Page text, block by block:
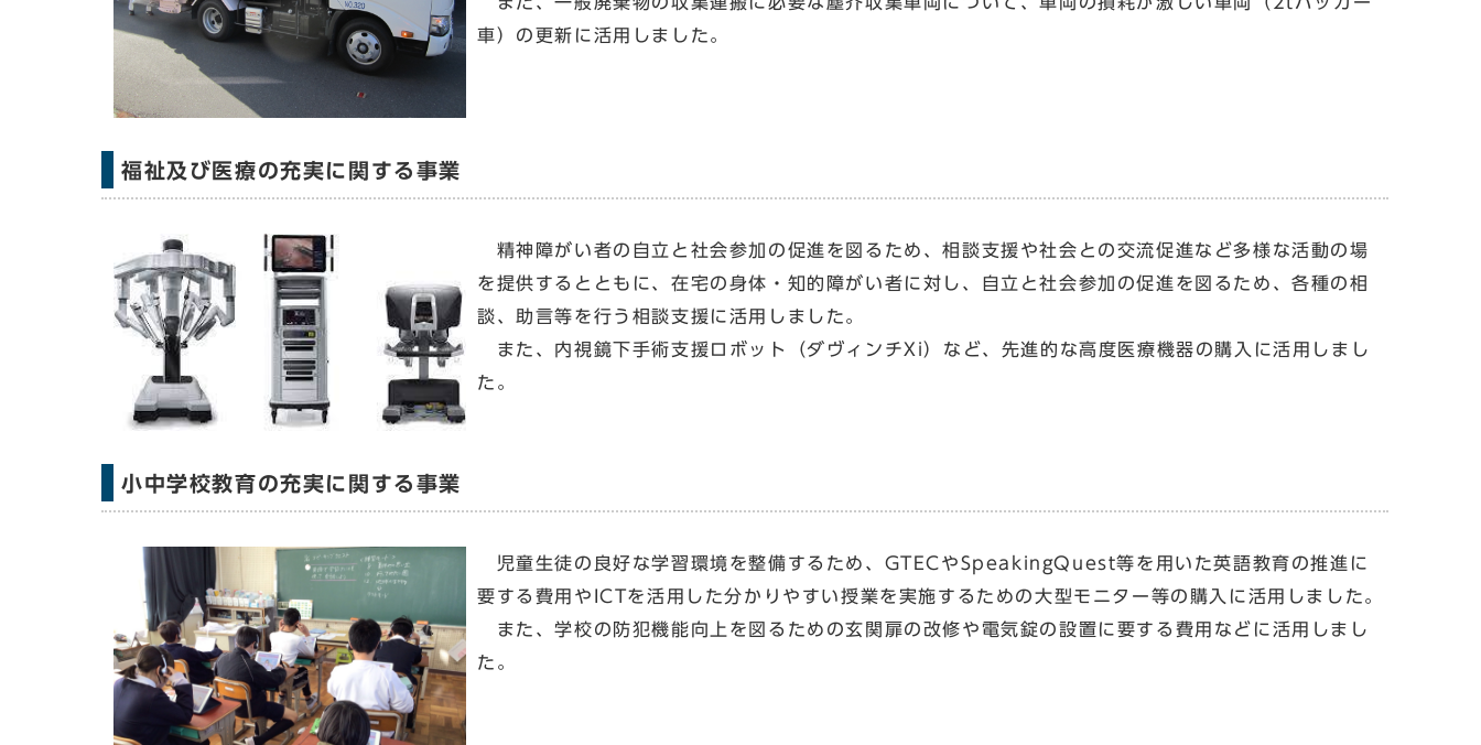
車）の更新に活用しました。
福祉及び医療の充実に関する事業
精神障がい者の自立と社会参加の促進を図るため、相談支援や社会との交流促進など多様な活動の場
を提供するとともに、在宅の身体・知的障がい者に対し、自立と社会参加の促進を図るため、各種の相
談、助言等を行う相談支援に活用しました。
また、内視鏡下手術支援ロボット（ダヴィンチXi）など、先進的な高度医療機器の購入に活用しまし
た。
小中学校教育の充実に関する事業
児童生徒の良好な学習環境を整備するため、GTECやSpeakingQuest等を用いた英語教育の推進に
要する費用やICTを活用した分かりやすい授業を実施するための大型モニター等の購入に活用しました。
また、学校の防犯機能向上を図るための玄関扉の改修や電気錠の設置に要する費用などに活用しまし
た。